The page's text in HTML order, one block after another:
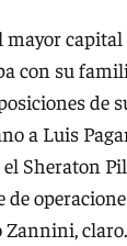
mayor
con su
de
a Luis
Sheraton
de
Zannini, claro.